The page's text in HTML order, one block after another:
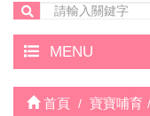
MENU
首頁 寶寶哺育